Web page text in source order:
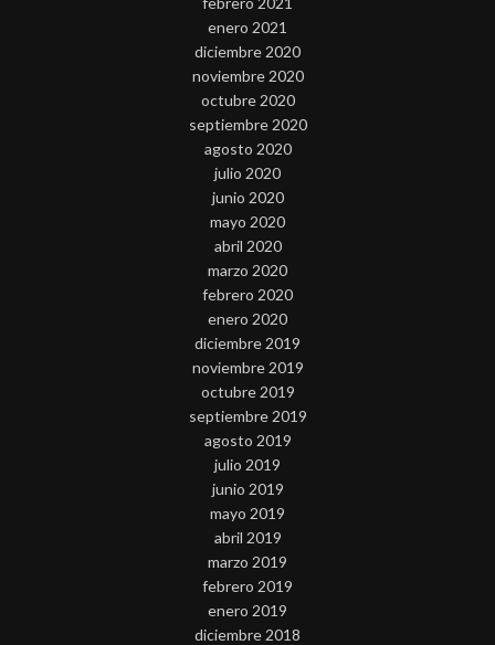
enero 2021
diciembre 2020
noviembre 2020
octubre 2020
septiembre 2020
agosto 2020
julio 2020
junio 2020
mayo 2020
abril 2020
marzo 2020
febrero 2020
enero 2020
diciembre 2019
noviembre 2019
octubre 2019
septiembre 2019
agosto 2019
julio 2019
junio 2019
mayo 2019
abril 2019
marzo 2019
febrero 2019
enero 2019
diciembre 2018